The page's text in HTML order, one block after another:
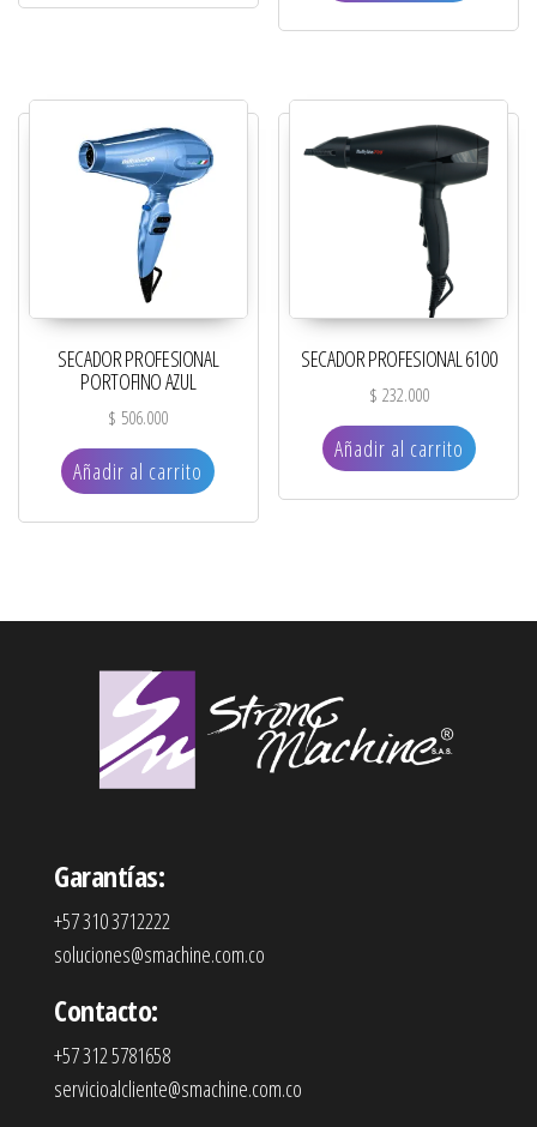
SECADOR PROFESIONAL
PORTOFINO AZUL
$ 506.000
Añadir al carrito
SECADOR PROFESIONAL 6100
$ 232.000
Añadir al carrito
Garantías:
+57 310 3712222
soluciones@smachine.com.co
Contacto:
+57 312 5781658
servicioalcliente@smachine.com.co